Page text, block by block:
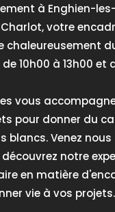
à Enghien-
votre
chaleureusement
10h00 à 13h00 et
vous
pour donner du
blancs. Venez nous
notre
en matière
vie à vos projets.